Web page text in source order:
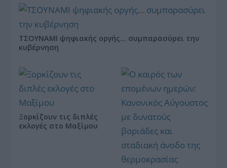
ΤΣΟΥΝΑΜΙ ψηφιακής οργής… συμπαρασύρει την
κυβέρνηση
Ξορκίζουν τις διπλές
εκλογές στο Μαξίμου